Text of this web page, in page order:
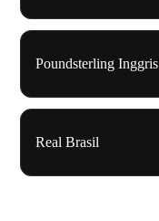
Poundsterling Inggris
Real Brasil